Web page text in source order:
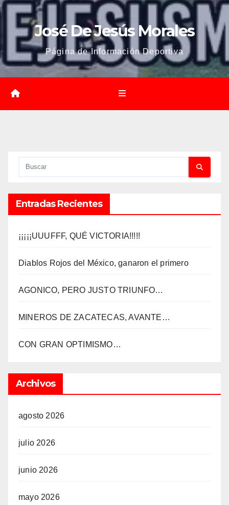
José De Jesús Morales
Página de Información Deportiva
Entradas Recientes
¡¡¡¡¡UUUFFF, QUÉ VICTORIA!!!!!
Diablos Rojos del México, ganaron el primero
AGONICO, PERO JUSTO TRIUNFO…
MINEROS DE ZACATECAS, AVANTE…
CON GRAN OPTIMISMO…
Archivos
agosto 2026
julio 2026
junio 2026
mayo 2026